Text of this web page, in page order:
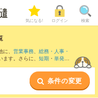
気になる! ログイン 検索
、 営業事務、 総務・人事・
す。さらに、 短期 ・ 単発な
条件の変更